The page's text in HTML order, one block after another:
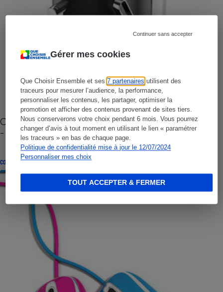
Gérer mes cookies
Que Choisir Ensemble et ses7 partenaires utilisent des
traceurs pour mesurer l’audience, la performance,
personnaliser les contenus, les partager, optimiser la
promotion et afficher des contenus provenant de sites tiers.
Nous conserverons votre choix pendant 6 mois. Vous pourrez
changer d’avis à tout moment en utilisant le lien « paramétrer
les traceurs » en bas de chaque page.
Politique de confidentialité mise à jour le 12/07/2024
Personnaliser mes choix
Continuer sans accepter
TOUT ACCEPTER & FERMER
Cafetière à capsules zéro déchet CoffeeB (vidéo)
- Premières impressions
CONSEILS